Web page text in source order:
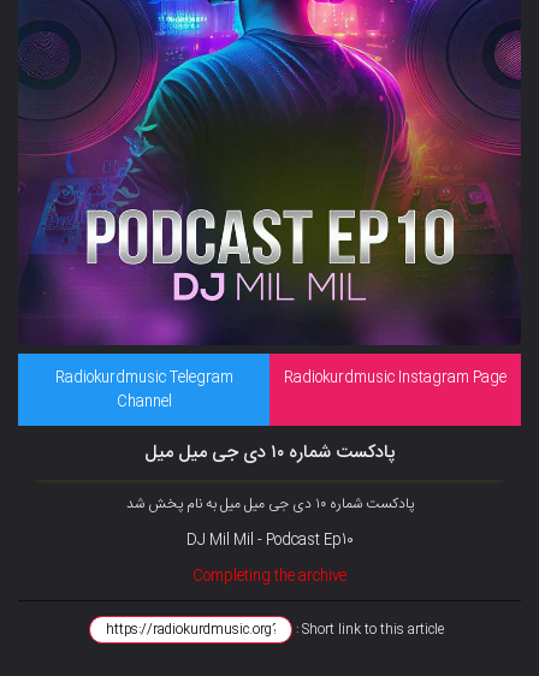
Radiokurdmusic Instagram Page
Radiokurdmusic Telegram
Channel
پادکست شماره ۱۰ دی جی میل میل
پادکست شماره ۱۰ دی جی میل میل به نام پخش شد
DJ Mil Mil - Podcast Ep10
Completing the archive
Short link to this article :